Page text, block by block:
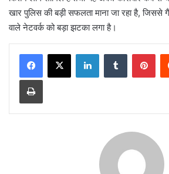
खार पुलिस की बड़ी सफलता माना जा रहा है, जिससे
वाले नेटवर्क को बड़ा झटका लगा है।